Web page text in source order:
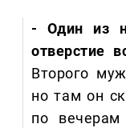
- Один из
отверстие
Второго
но там он
по